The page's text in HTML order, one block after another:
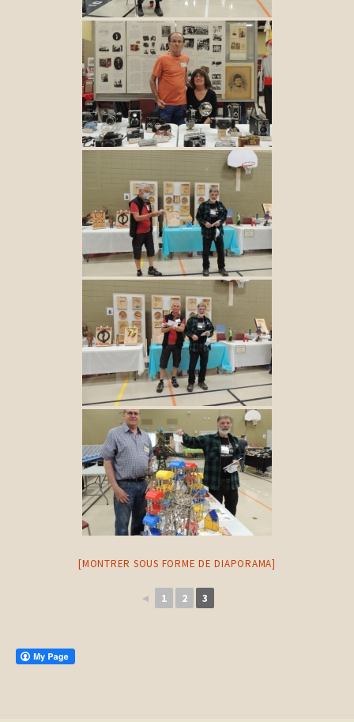
[MONTRER SOUS FORME DE DIAPORAMA]
◄ 1 2 3